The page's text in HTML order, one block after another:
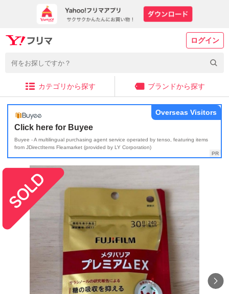
ログイン
カテゴリから探す ブランドから探す
Click here for Buyee
Buyee - A multilingual purchasing agent service operated by tenso, featuring items
from JDirectItems Fleamarket (provided by LY Corporation)
Overseas Visitors